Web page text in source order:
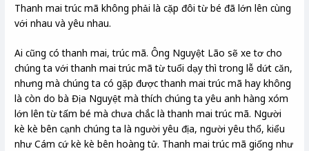
Thanh mai trúc mã không phải là cặp đôi từ bé đã lớn lên cùng
với nhau và yêu nhau.
Ai cũng có thanh mai, trúc mã. Ông Nguyệt Lão sẽ xe tơ cho
chúng ta với thanh mai trúc mã từ tuổi dạy thì trong lễ dứt căn,
nhưng mà chúng ta có gặp được thanh mai trúc mã hay không
là còn do bà Địa Nguyệt mà thích chúng ta yêu anh hàng xóm
lớn lên từ tấm bé mà chưa chắc là thanh mai trúc mã. Người
kè kè bên cạnh chúng ta là người yêu địa, người yêu thổ, kiểu
như Cám cứ kè kè bên hoàng tử. Thanh mai trúc mã giống như